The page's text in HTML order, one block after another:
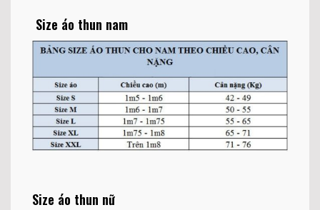
Size áo thun nam
Size áo thun nữ